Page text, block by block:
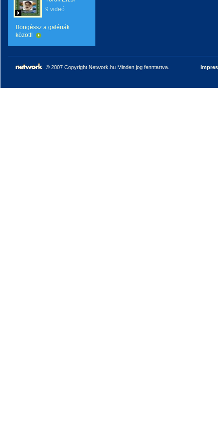
9 videó
Böngéssz a galériák
között!
© 2007 Copyright Network.hu Minden jog fenntartva.